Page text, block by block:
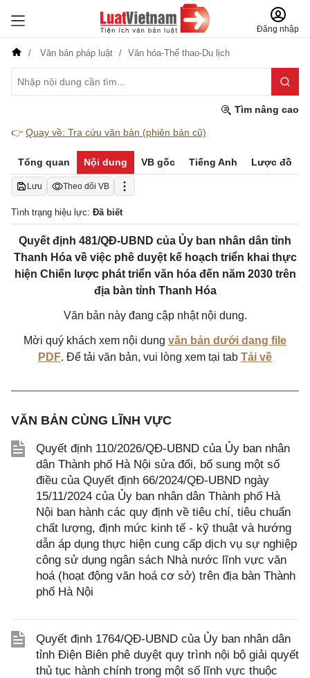
Đăng nhập
Văn bản pháp luật Văn hóa-Thể thao-Du lịch
Tìm nâng cao
👉 Quay về: Tra cứu văn bản (phiên bản cũ)
Tổng quan Nội dung VB gốc Tiếng Anh Lược đồ
Lưu Theo dõi VB
Tình trạng hiệu lực: Đã biết
Quyết định 481/QĐ-UBND của Ủy ban nhân dân tỉnh
Thanh Hóa về việc phê duyệt kế hoạch triển khai thực
hiện Chiến lược phát triển văn hóa đến năm 2030 trên
địa bàn tỉnh Thanh Hóa
Văn bản này đang cập nhật nội dung.
Mời quý khách xem nội dung văn bản dưới dạng file
PDF. Để tải văn bản, vui lòng xem tại tab Tải về
VĂN BẢN CÙNG LĨNH VỰC
Quyết định 110/2026/QĐ-UBND của Ủy ban nhân
dân Thành phố Hà Nội sửa đổi, bổ sung một số
điều của Quyết định 66/2024/QĐ-UBND ngày
15/11/2024 của Ủy ban nhân dân Thành phố Hà
Nội ban hành các quy định về tiêu chí, tiêu chuẩn
chất lượng, định mức kinh tế - kỹ thuật và hướng
dẫn áp dụng thực hiện cung cấp dịch vụ sự nghiệp
công sử dụng ngân sách Nhà nước lĩnh vực văn
hoá (hoạt động văn hoá cơ sở) trên địa bàn Thành
phố Hà Nội
Quyết định 1764/QĐ-UBND của Ủy ban nhân dân
tỉnh Điện Biên phê duyệt quy trình nội bộ giải quyết
thủ tục hành chính trong một số lĩnh vực thuộc